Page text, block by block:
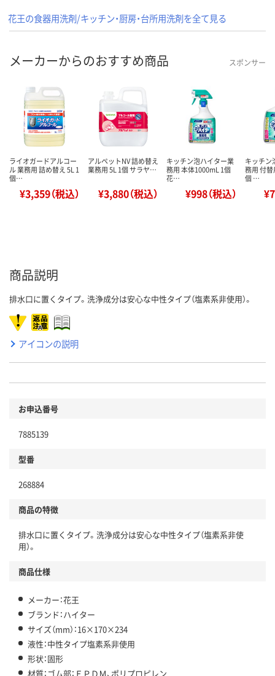
花王の食器用洗剤/キッチン・厨房・台所用洗剤を全て見る
メーカーからのおすすめ商品 スポンサー
ライオガードアルコー
ル 業務用 詰め替え 5L 1
個…
¥3,359（税込）
アルペットNV 詰め替え
業務用 5L 1個 サラヤ…
¥3,880（税込）
キッチン泡ハイター業
務用 本体1000mL 1個
花…
¥998（税込）
キッチン
務用 付
個 …
商品説明
排水口に置くタイプ。洗浄成分は安心な中性タイプ（塩素系非使用）。
アイコンの説明
お申込番号
7885139
型番
268884
商品の特徴
排水口に置くタイプ。洗浄成分は安心な中性タイプ（塩素系非使
用）。
商品仕様
メーカー：花王
ブランド：ハイター
サイズ（mm）：16×170×234
液性：中性タイプ塩素系非使用
形状：固形
材質：ゴム部：ＥＰＤＭ、ポリプロピレン